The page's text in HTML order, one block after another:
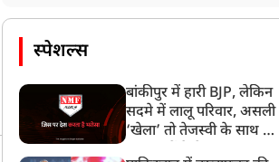
स्पेशल्स
बांकीपुर में हारी BJP, लेकिन
सदमे में लालू परिवार, असली
‘खेला’ तो तेजस्वी के साथ हो